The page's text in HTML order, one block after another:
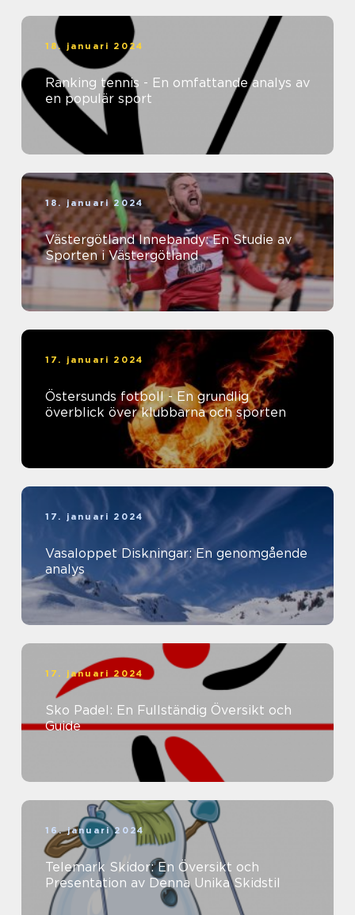
18. januari 2024
Ranking tennis - En omfattande analys av
en populär sport
18. januari 2024
Västergötland Innebandy: En Studie av
Sporten i Västergötland
17. januari 2024
Östersunds fotboll - En grundlig
överblick över klubbarna och sporten
17. januari 2024
Vasaloppet Diskningar: En genomgående
analys
17. januari 2024
Sko Padel: En Fullständig Översikt och
Guide
16. januari 2024
Telemark Skidor: En Översikt och
Presentation av Denna Unika Skidstil